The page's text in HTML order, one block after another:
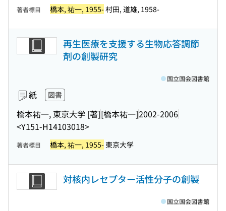
著者標目 橋本, 祐一, 1955-村田, 道雄, 1958-
再生医療を支援する生物応答調節
剤の創製研究
紙 図書
橋本祐一, 東京大学 [著][橋本祐一]2002-2006
<Y151-H14103018>
国立国会図書館
著者標目 橋本, 祐一, 1955- 東京大学
対核内レセプター活性分子の創製
国立国会図書館